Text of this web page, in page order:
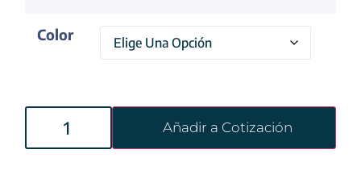
Color
Añadir a Cotización